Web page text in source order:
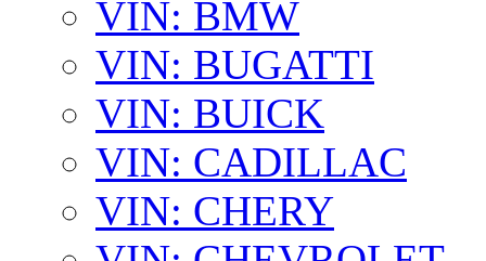
VIN: BMW
VIN: BUGATTI
VIN: BUICK
VIN: CADILLAC
VIN: CHERY